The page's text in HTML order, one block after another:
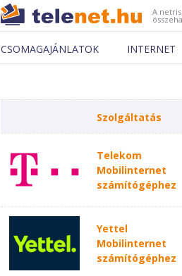
A
CSOMAGAJÁNLATOK INTERNET
Szolgáltatás
Telekom
Mobilinternet
számítógéphez
Yettel
Mobilinternet
számítógéphez